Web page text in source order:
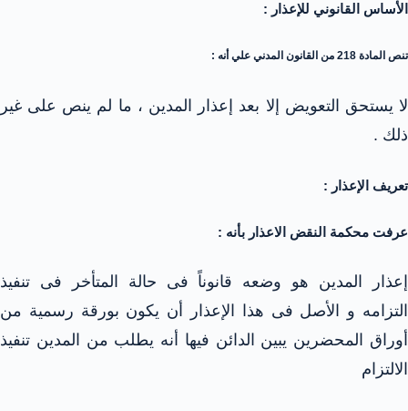
الأساس القانوني للإعذار :
تنص المادة 218 من القانون المدني علي أنه :
لا يستحق التعويض إلا بعد إعذار المدين ، ما لم ينص على غير
ذلك .
تعريف الإعذار :
عرفت محكمة النقض الاعذار بأنه :
إعذار المدين هو وضعه قانوناً فى حالة المتأخر فى تنفيذ
التزامه و الأصل فى هذا الإعذار أن يكون بورقة رسمية من
أوراق المحضرين يبين الدائن فيها أنه يطلب من المدين تنفيذ
الالتزام